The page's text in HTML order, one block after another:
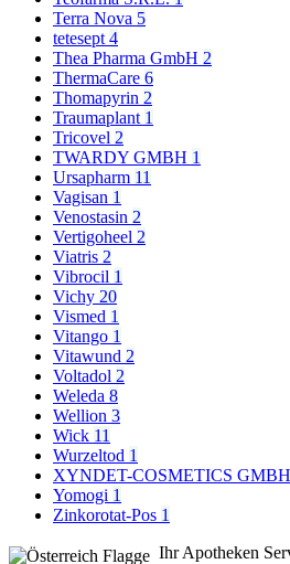
Terra Nova 5
tetesept 4
Thea Pharma GmbH 2
ThermaCare 6
Thomapyrin 2
Traumaplant 1
Tricovel 2
TWARDY GMBH 1
Ursapharm 11
Vagisan 1
Venostasin 2
Vertigoheel 2
Viatris 2
Vibrocil 1
Vichy 20
Vismed 1
Vitango 1
Vitawund 2
Voltadol 2
Weleda 8
Wellion 3
Wick 11
Wurzeltod 1
XYNDET-COSMETICS GMBH
Yomogi 1
Zinkorotat-Pos 1
Ihr Apotheken